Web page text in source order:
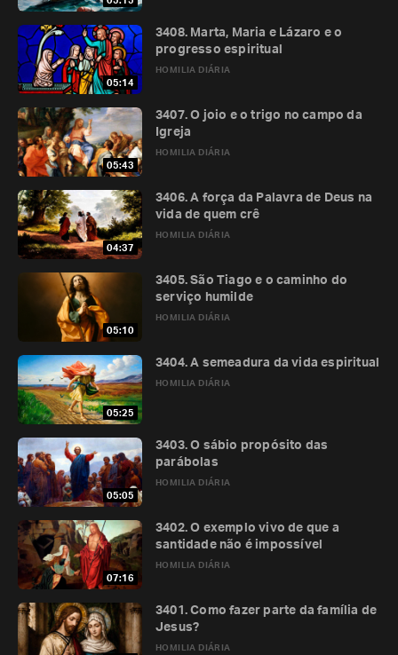
05:14
HOMILIA DIÁRIA
3408. Marta, Maria e Lázaro e o
progresso espiritual
05:43
HOMILIA DIÁRIA
3407. O joio e o trigo no campo da
Igreja
04:37
HOMILIA DIÁRIA
3406. A força da Palavra de Deus na
vida de quem crê
05:10
HOMILIA DIÁRIA
3405. São Tiago e o caminho do
serviço humilde
05:25
HOMILIA DIÁRIA
3404. A semeadura da vida espiritual
05:05
HOMILIA DIÁRIA
3403. O sábio propósito das
parábolas
07:16
HOMILIA DIÁRIA
3402. O exemplo vivo de que a
santidade não é impossível
HOMILIA DIÁRIA
3401. Como fazer parte da família de
Jesus?